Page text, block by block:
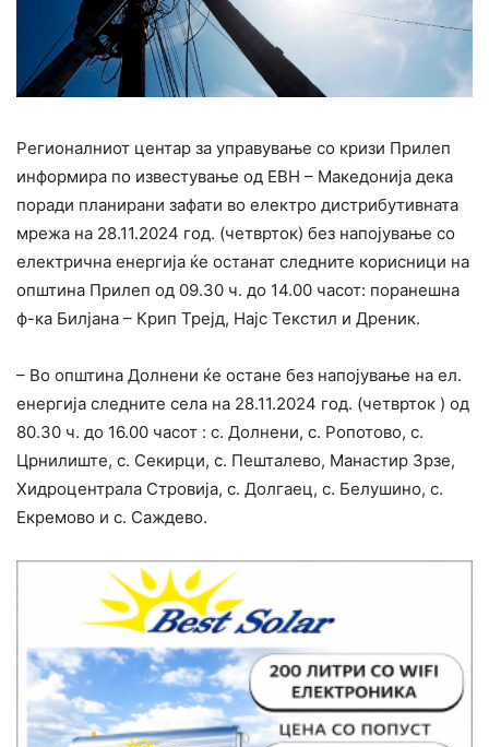
Регионалниот центар за управување со кризи Прилеп
информира по известување од ЕВН – Македонија дека
поради планирани зафати во електро дистрибутивната
мрежа на 28.11.2024 год. (четврток) без напојување со
електрична енергија ќе останат следните корисници на
општина Прилеп од 09.30 ч. до 14.00 часот: поранешна
ф-ка Билјана – Крип Трејд, Најс Текстил и Дреник.
– Во општина Долнени ќе остане без напојување на ел.
енергија следните села на 28.11.2024 год. (четврток ) од
80.30 ч. до 16.00 часот : с. Долнени, с. Ропотово, с.
Црнилиште, с. Секирци, с. Пешталево, Манастир Зрзе,
Хидроцентрала Стровија, с. Долгаец, с. Белушино, с.
Екремово и с. Саждево.